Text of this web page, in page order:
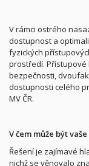
V rámci ostrého
dostupnost a
fyzických
prostředí.
bezpečnosti,
dostupnosti celého
MV ČR.
V čem může být
Řešení je zajímavé
nichž se věnovalo